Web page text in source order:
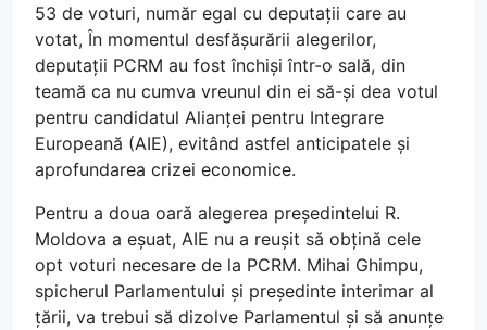
53 de voturi, număr egal cu deputații care au
votat, În momentul desfășurării alegerilor,
deputații PCRM au fost închiși într-o sală, din
teamă ca nu cumva vreunul din ei să-și dea votul
pentru candidatul Alianței pentru Integrare
Europeană (AIE), evitând astfel anticipatele și
aprofundarea crizei economice.
Pentru a doua oară alegerea președintelui R.
Moldova a eșuat, AIE nu a reușit să obțină cele
opt voturi necesare de la PCRM. Mihai Ghimpu,
spicherul Parlamentului și președinte interimar al
țării, va trebui să dizolve Parlamentul și să anunțe